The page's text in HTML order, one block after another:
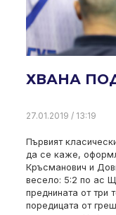
ХВАНА
27.01.2019 / 13:19
Първият
да се каже,
Кръсманович и
весело: 5:2 по ас
преднината от три
поредицата от